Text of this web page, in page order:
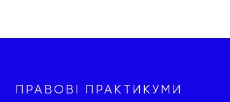
ПРАВОВІ ПРАКТИКУМИ